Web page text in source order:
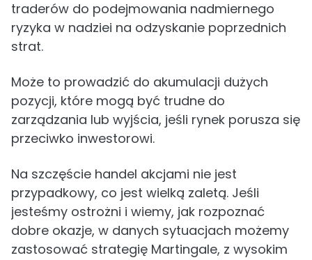
traderów do podejmowania nadmiernego
ryzyka w nadziei na odzyskanie poprzednich
strat.
Może to prowadzić do akumulacji dużych
pozycji, które mogą być trudne do
zarządzania lub wyjścia, jeśli rynek porusza się
przeciwko inwestorowi.
Na szczęście handel akcjami nie jest
przypadkowy, co jest wielką zaletą. Jeśli
jesteśmy ostrożni i wiemy, jak rozpoznać
dobre okazje, w danych sytuacjach możemy
zastosować strategię Martingale, z wysokim